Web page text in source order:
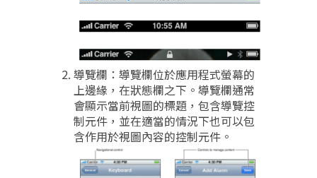
導覽欄：導覽欄位於應用程式螢幕的
上邊緣，在狀態欄之下。導覽欄通常
會顯示當前視圖的標題，包含導覽控
制元件，並在適當的情況下也可以包
含作用於視圖內容的控制元件。